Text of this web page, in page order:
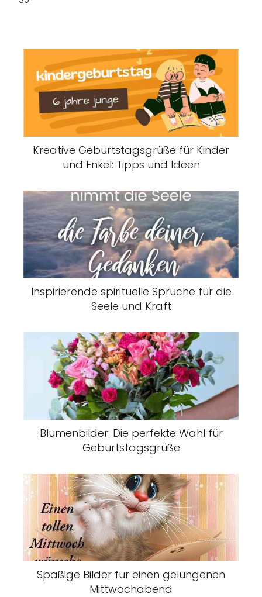
Kreative Geburtstagsgrüße für Kinder
und Enkel: Tipps und Ideen
Inspirierende spirituelle Sprüche für die
Seele und Kraft
Blumenbilder: Die perfekte Wahl für
Geburtstagsgrüße
Spaßige Bilder für einen gelungenen
Mittwochabend